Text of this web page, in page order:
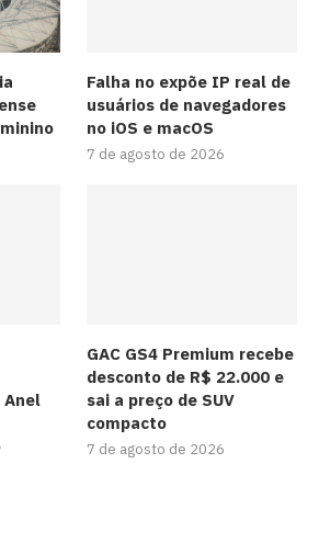
Falha no expõe IP real de
usuários de navegadores
no iOS e macOS
7 de agosto de 2026
Anel
GAC GS4 Premium recebe
desconto de R$ 22.000 e
sai a preço de SUV
compacto
7 de agosto de 2026